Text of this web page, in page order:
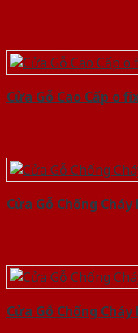
Cửa Gỗ Cao Cấp o
Cửa Gỗ Chống
Cửa Gỗ Chống